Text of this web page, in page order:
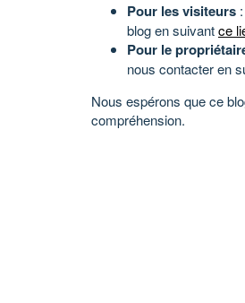
Pour les visiteurs
blog en suivantce
Pour le
nous contacter en
Nous espérons que ce
compréhension.